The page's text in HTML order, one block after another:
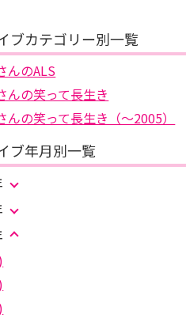
ブカテゴリー別一覧
んのALS
んの笑って長生き
んの笑って長生き（～2005）
ブ年月別一覧